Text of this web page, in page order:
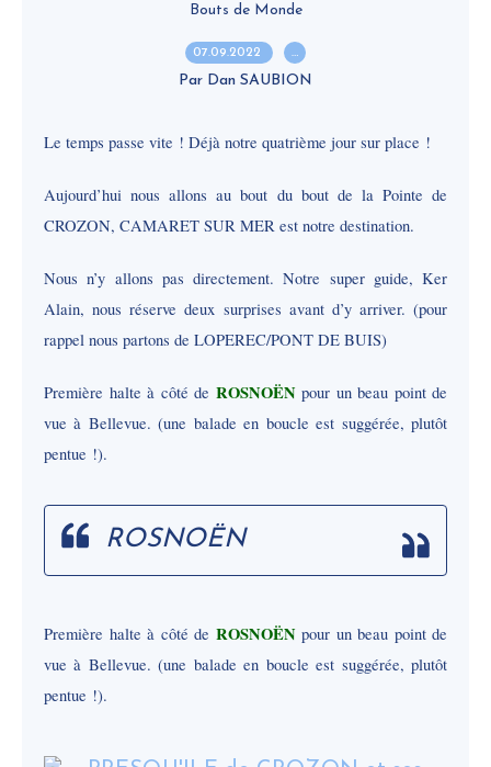
Bouts de Monde
07.09.2022 …
Par Dan SAUBION
Le temps passe vite ! Déjà notre quatrième jour sur place !
Aujourd’hui nous allons au bout du bout de la Pointe de
CROZON, CAMARET SUR MER est notre destination.
Nous n’y allons pas directement. Notre super guide, Ker
Alain, nous réserve deux surprises avant d’y arriver. (pour
rappel nous partons de LOPEREC/PONT DE BUIS)
Première halte à côté de ROSNOËNpour un beau point de
vue à Bellevue. (une balade en boucle est suggérée, plutôt
pentue !).
ROSNOËN
Première halte à côté de ROSNOËNpour un beau point de
vue à Bellevue. (une balade en boucle est suggérée, plutôt
pentue !).